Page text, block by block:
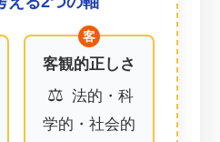
客観的正しさ
⚖️ 法的・科
学的・社会的